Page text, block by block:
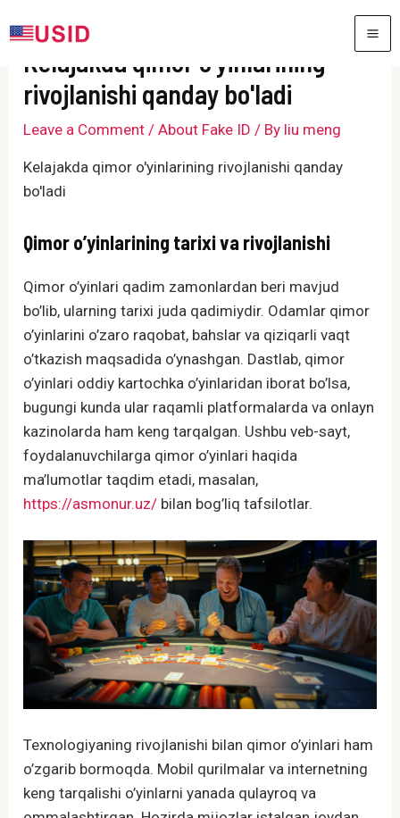
to
Kelajakda qimor o'yinlarining
rivojlanishi qanday bo'ladi
Leave a Comment /About Fake ID / By liu meng
Kelajakda qimor o'yinlarining rivojlanishi qanday
bo'ladi
Qimor o’yinlarining tarixi va rivojlanishi
Qimor o’yinlari qadim zamonlardan beri mavjud
bo’lib, ularning tarixi juda qadimiydir. Odamlar qimor
o’yinlarini o’zaro raqobat, bahslar va qiziqarli vaqt
o’tkazish maqsadida o’ynashgan. Dastlab, qimor
o’yinlari oddiy kartochka o’yinlaridan iborat bo’lsa,
bugungi kunda ular raqamli platformalarda va onlayn
kazinolarda ham keng tarqalgan. Ushbu veb-sayt,
foydalanuvchilarga qimor o’yinlari haqida
ma’lumotlar taqdim etadi, masalan,
https://asmonur.uz/ bilan bog’liq tafsilotlar.
Texnologiyaning rivojlanishi bilan qimor o’yinlari ham
o’zgarib bormoqda. Mobil qurilmalar va internetning
keng tarqalishi o’yinlarni yanada qulayroq va